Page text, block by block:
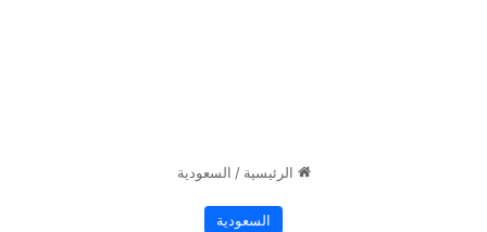
الرئيسية / السعودية
السعودية